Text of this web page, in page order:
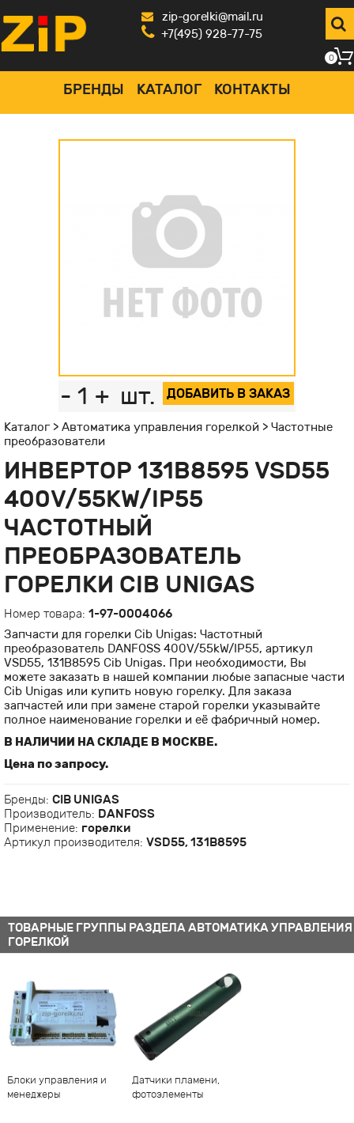
zip-gorelki@mail.ru
+7(495) 928-77-75
БРЕНДЫ КАТАЛОГ КОНТАКТЫ
0
- 1 + шт. ДОБАВИТЬ В ЗАКАЗ
Каталог> Автоматика управления горелкой > Частотные
преобразователи
ИНВЕРТОР 131В8595 VSD55
400V/55KW/IP55
ЧАСТОТНЫЙ
ПРЕОБРАЗОВАТЕЛЬ
ГОРЕЛКИ CIB UNIGAS
Номер товара: 1-97-0004066
Запчасти для горелки Cib Unigas: Частотный
преобразователь DANFOSS 400V/55kW/IP55, артикул
VSD55, 131В8595 Cib Unigas. При необходимости, Вы
можете заказать в нашей компании любые запасные части
Cib Unigas или купить новую горелку. Для заказа
запчастей или при замене старой горелки указывайте
полное наименование горелки и её фабричный номер.
В НАЛИЧИИ НА СКЛАДЕ В МОСКВЕ.
Цена по запросу.
Бренды: CIB UNIGAS
Производитель: DANFOSS
Применение: горелки
Артикул производителя: VSD55, 131В8595
ТОВАРНЫЕ ГРУППЫ РАЗДЕЛА АВТОМАТИКА УПРАВЛЕНИЯ
ГОРЕЛКОЙ
Блоки управления и
менеджеры
Датчики пламени,
фотоэлементы